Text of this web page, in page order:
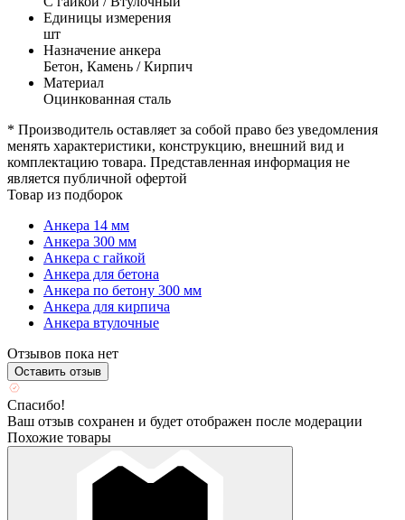
Единицы измерения
шт
Назначение анкера
Бетон, Камень / Кирпич
Материал
Оцинкованная сталь
* Производитель оставляет за собой право без уведомления
менять характеристики, конструкцию, внешний вид и
комплектацию товара. Представленная информация не
является публичной офертой
Товар из подборок
Анкера 14 мм
Анкера 300 мм
Анкера с гайкой
Анкера для бетона
Анкера по бетону 300 мм
Анкера для кирпича
Анкера втулочные
Отзывов пока нет
Оставить отзыв
Спасибо!
Ваш отзыв сохранен и будет отображен после модерации
Похожие товары